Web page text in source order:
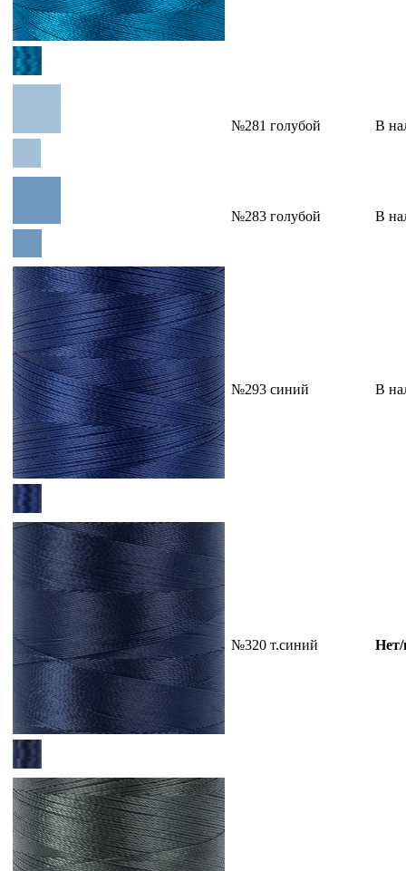
№281 голубой В
№283 голубой В
№293 синий В
№320 т.синий Нет/